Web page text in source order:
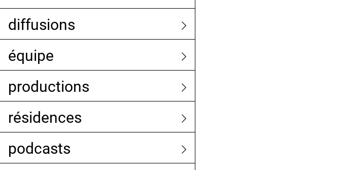
diffusions
équipe
productions
résidences
podcasts